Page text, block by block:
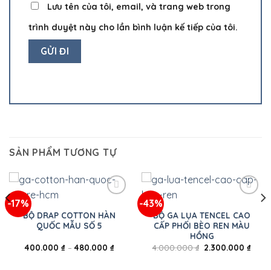
Lưu tên của tôi, email, và trang web trong
trình duyệt này cho lần bình luận kế tiếp của tôi.
SẢN PHẨM TƯƠNG TỰ
-17%
BỘ DRAP COTTON HÀN
QUỐC MẪU SỐ 5
400.000 ₫–480.000 ₫
-43%
BỘ GA LỤA TENCEL CAO
CẤP PHỐI BÈO REN MÀU
HỒNG
4.000.000₫ 2.300.000₫